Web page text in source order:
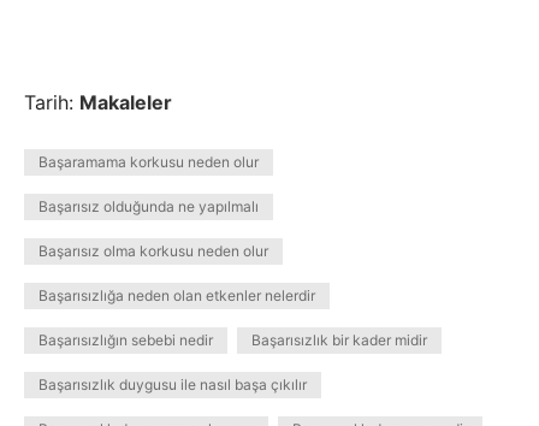
Tarih: Makaleler
Başaramama korkusu neden olur
Başarısız olduğunda ne yapılmalı
Başarısız olma korkusu neden olur
Başarısızlığa neden olan etkenler nelerdir
Başarısızlığın sebebi nedir Başarısızlık bir kader midir
Başarısızlık duygusu ile nasıl başa çıkılır